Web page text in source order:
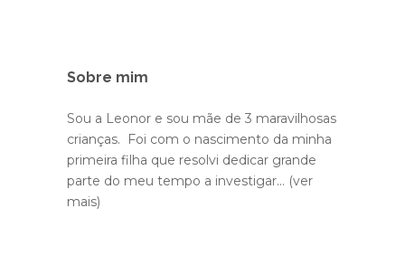
Sobre mim
Sou a Leonor e sou mãe de 3 maravilhosas
crianças. Foi com o nascimento da minha
primeira filha que resolvi dedicar grande
parte do meu tempo a investigar... (ver
mais)